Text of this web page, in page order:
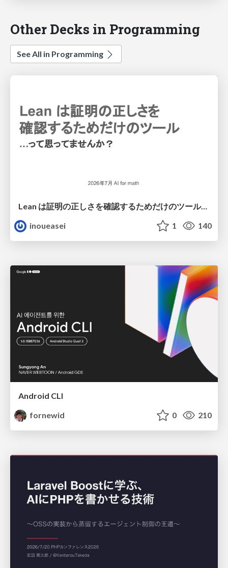
Other Decks in Programming
See All in Programming
Lean は証明の正しさを確認するためだけのツールって思ってませんか？
inoueasei
1 140
Android CLI
fornewid
0 210